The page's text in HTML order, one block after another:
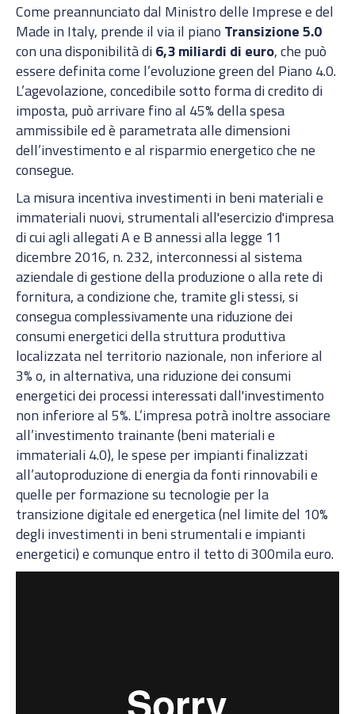
Come preannunciato dal Ministro delle Imprese e del
Made in Italy, prende il via il piano Transizione 5.0
con una disponibilità di6,3 miliardi di euro, che può
essere definita come l’evoluzione green del Piano 4.0.
L’agevolazione, concedibile sotto forma di credito di
imposta, può arrivare fino al 45% della spesa
ammissibile ed è parametrata alle dimensioni
dell’investimento e al risparmio energetico che ne
consegue.
La misura incentiva investimenti in beni materiali e
immateriali nuovi, strumentali all'esercizio d'impresa
di cui agli allegati A e B annessi alla legge 11
dicembre 2016, n. 232, interconnessi al sistema
aziendale di gestione della produzione o alla rete di
fornitura, a condizione che, tramite gli stessi, si
consegua complessivamente una riduzione dei
consumi energetici della struttura produttiva
localizzata nel territorio nazionale, non inferiore al
3% o, in alternativa, una riduzione dei consumi
energetici dei processi interessati dall'investimento
non inferiore al 5%. L’impresa potrà inoltre associare
all’investimento trainante (beni materiali e
immateriali 4.0), le spese per impianti finalizzati
all’autoproduzione di energia da fonti rinnovabili e
quelle per formazione su tecnologie per la
transizione digitale ed energetica (nel limite del 10%
degli investimenti in beni strumentali e impianti
energetici) e comunque entro il tetto di 300mila euro.